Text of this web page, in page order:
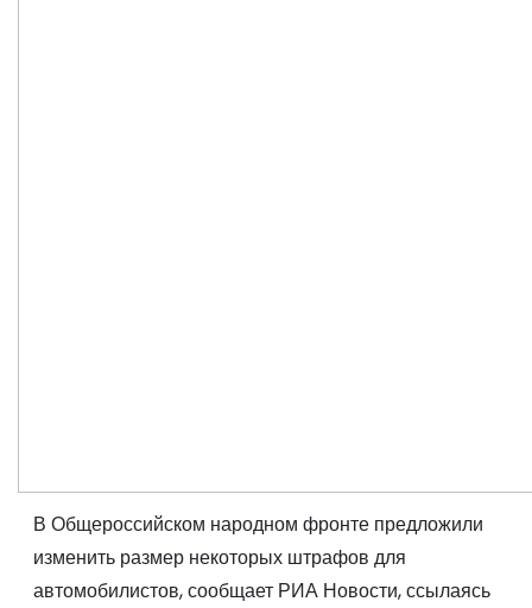
В Общероссийском народном фронте предложили
изменить размер некоторых штрафов для
автомобилистов, сообщает РИА Новости, ссылаясь